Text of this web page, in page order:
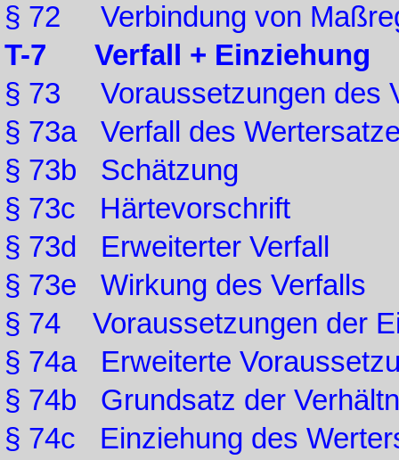
§ 72 Verbindung von
T-7 Verfall + Einziehung
§ 73 Voraussetzungen des
§ 73a Verfall des
§ 73b Schätzung
§ 73c Härtevorschrift
§ 73d Erweiterter Verfall
§ 73e Wirkung des Verfalls
§ 74 Voraussetzungen der
§ 74a Erweiterte
§ 74b Grundsatz der
§ 74c Einziehung des